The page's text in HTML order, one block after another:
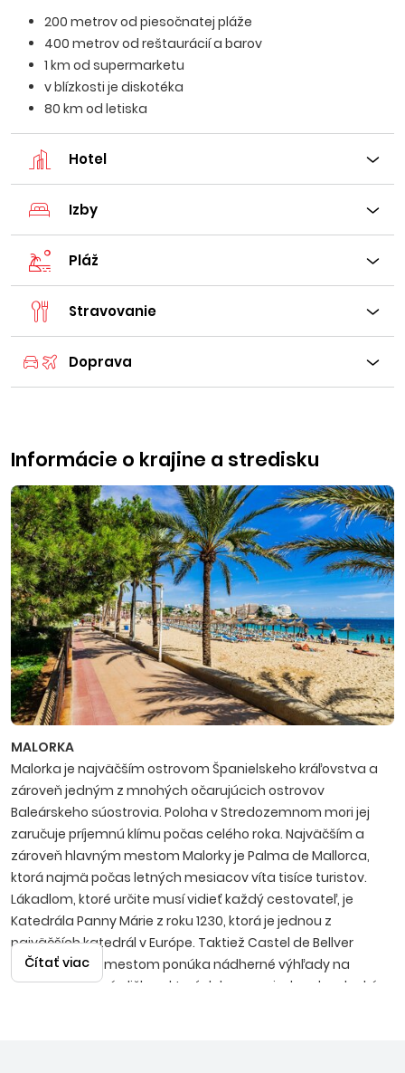
200 metrov od piesočnatej pláže
400 metrov od reštaurácií a barov
1 km od supermarketu
v blízkosti je diskotéka
80 km od letiska
Hotel
Izby
Pláž
Stravovanie
Doprava
Informácie o krajine a stredisku
MALORKA
Malorka je najväčším ostrovom Španielskeho kráľovstva a
zároveň jedným z mnohých očarujúcich ostrovov
Baleárskeho súostrovia. Poloha v Stredozemnom mori jej
zaručuje príjemnú klímu počas celého roka. Najväčším a
zároveň hlavným mestom Malorky je Palma de Mallorca,
ktorá najmä počas letných mesiacov víta tisíce turistov.
Lákadlom, ktoré určite musí vidieť každý cestovateľ, je
Katedrála Panny Márie z roku 1230, ktorá je jednou z
najväčších katedrál v Európe. Taktiež Castel de Bellver
týčiaci sa nad mestom ponúka nádherné výhľady na
zelené, malebné uličky, v ktorých by sa nejeden dovolenkár
Čítať viac